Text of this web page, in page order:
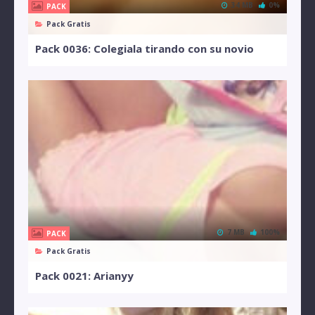
PACK
Pack Gratis
34 MB 0%
Pack 0036: Colegiala tirando con su novio
PACK
Pack Gratis
7 MB 100%
Pack 0021: Arianyy